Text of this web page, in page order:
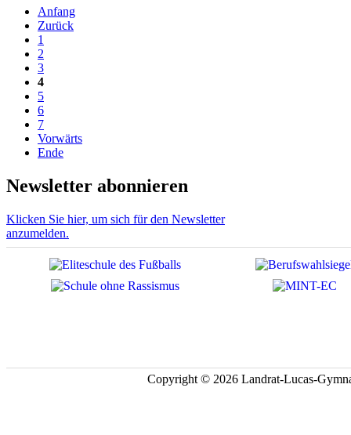
Anfang
Zurück
1
2
3
4
5
6
7
Vorwärts
Ende
Newsletter abonnieren
Klicken Sie hier, um sich für den Newsletter
anzumelden.
Copyright © 2026 Landrat-Lucas-